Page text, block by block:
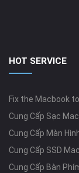
HOT SERVICE
Fix the Macbook
Cung Cấp Sạc
Cung Cấp Màn
Cung Cấp SSD
Cung Cấp Bàn